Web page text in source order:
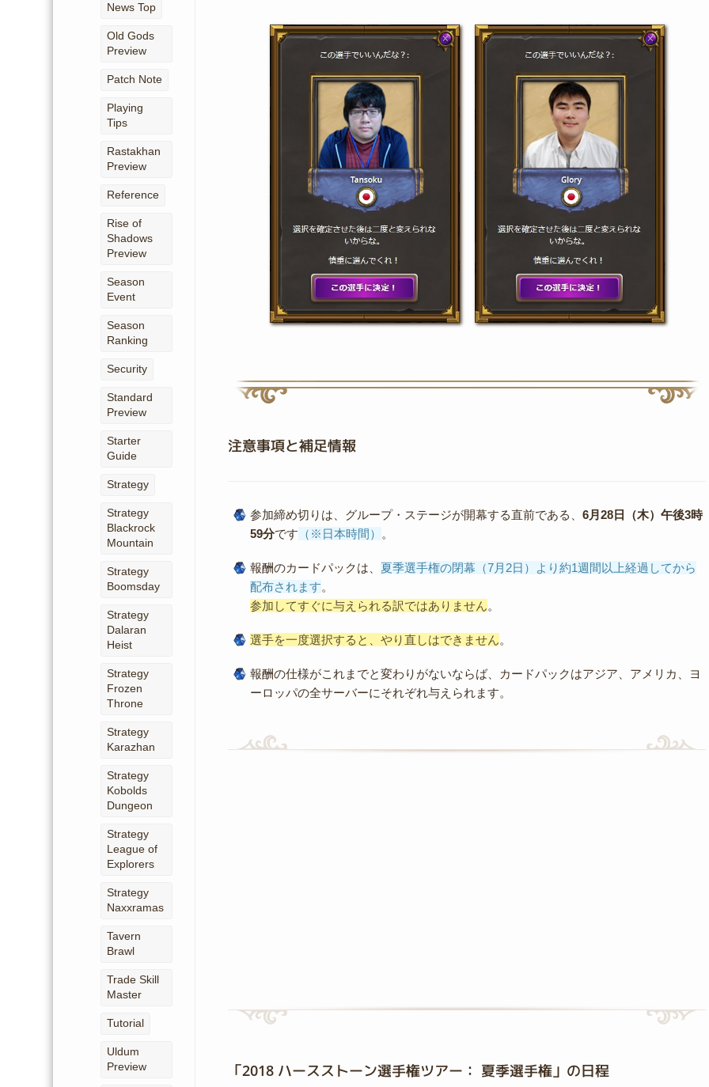
注意事項と補足情報
参加締め切りは、グループ・ステージが開幕する直前である、6月28日（木）午後3時
59分です （※日本時間） 。
報酬のカードパックは、 夏季選手権の閉幕（7月2日）より約1週間以上経過してから
配布されます。
参加してすぐに与えられる訳ではありません。
選手を一度選択すると、やり直しはできません。
報酬の仕様がこれまでと変わりがないならば、カードパックはアジア、アメリカ、ヨ
ーロッパの全サーバーにそれぞれ与えられます。
「2018 ハースストーン選手権ツアー： 夏季選手権」の日程
News Top
Old Gods
Preview
Patch Note
Playing
Tips
Rastakhan
Preview
Reference
Rise of
Shadows
Preview
Season
Event
Season
Ranking
Security
Standard
Preview
Starter
Guide
Strategy
Strategy
Blackrock
Mountain
Strategy
Boomsday
Strategy
Dalaran
Heist
Strategy
Frozen
Throne
Strategy
Karazhan
Strategy
Kobolds
Dungeon
Strategy
League of
Explorers
Strategy
Naxxramas
Tavern
Brawl
Trade Skill
Master
Tutorial
Uldum
Preview